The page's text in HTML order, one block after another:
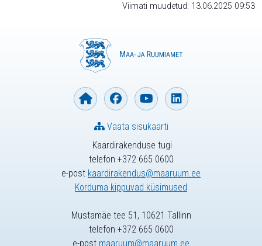
Viimati muudetud: 13.06.2025 09:53
Kaardirakenduse tugi
telefon +372 665 0600
e-post kaardirakendus@maaruum.ee
Korduma kippuvad küsimused
Vaata sisukaarti
Mustamäe tee 51, 10621 Tallinn
telefon +372 665 0600
e-post maaruum@maaruum.ee